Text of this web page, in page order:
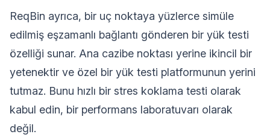
ReqBin ayrıca, bir uç noktaya yüzlerce simüle
edilmiş eşzamanlı bağlantı gönderen bir yük testi
özelliği sunar. Ana cazibe noktası yerine ikincil bir
yetenektir ve özel bir yük testi platformunun yerini
tutmaz. Bunu hızlı bir stres koklama testi olarak
kabul edin, bir performans laboratuvarı olarak
değil.